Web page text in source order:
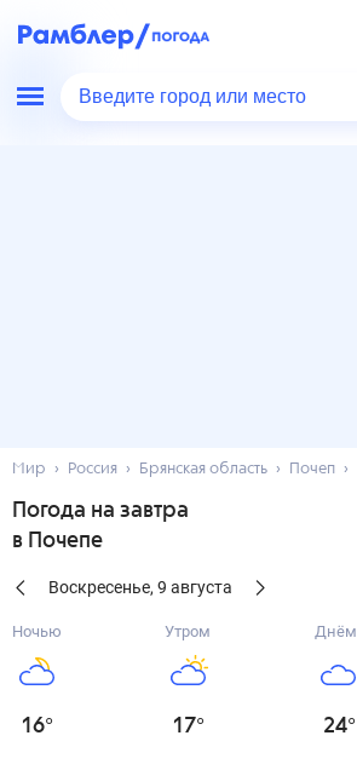
Введите город или место
Мир Россия Брянская область Почеп
Погода на завтра
в Почепе
Воскресенье, 9 августа
Ночью
16°
Утром
17°
Днём
24°